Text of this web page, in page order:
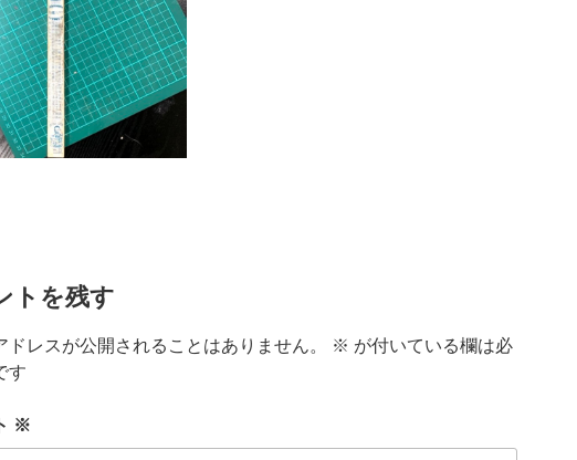
トを残す
ドレスが公開されることはありません。 ※ が付いている欄は必
す
※